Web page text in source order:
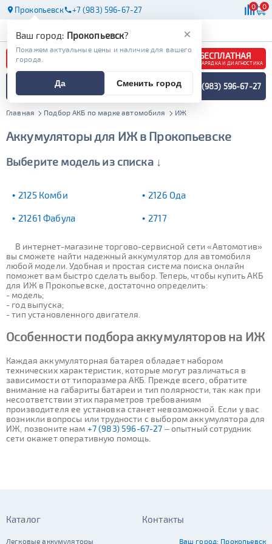
Прокопьевск +7 (983) 596-67-27 0 0
АКБ
БЕСПЛАТНАЯ
ЗАРЯДКА И ДИАГНОСТИКА
ПОДБОР АККУМУЛЯТОРА
СПЕЦИАЛИСТОМ +7 (983) 596-67-27
Главная Подбор АКБ по марке автомобиля ИЖ
Аккумуляторы для ИЖ в Прокопьевске
Выберите модель из списка ↓
2125 Комби 2126 Ода
21261 Фабула 2717
В интернет-магазине торгово-сервисной сети «Автомотив»
вы сможете найти надежный аккумулятор для автомобиля
любой модели. Удобная и простая система поиска онлайн
поможет вам быстро сделать выбор. Теперь, чтобы купить АКБ
для ИЖ в Прокопьевске, достаточно определить:
- модель;
- год выпуска;
- тип установленного двигателя.
Особенности подбора аккумуляторов на ИЖ
Каждая аккумуляторная батарея обладает набором
технических характеристик, которые могут различаться в
зависимости от типоразмера АКБ. Прежде всего, обратите
внимание на габариты батареи и тип полярности, так как при
несоответствии этих параметров требованиям
производителя ее установка станет невозможной. Если у вас
возникли вопросы или трудности с выбором аккумулятора для
ИЖ, позвоните нам +7 (983) 596-67-27 – опытный сотрудник
сети окажет оперативную помощь.
×
Ваш город: Прокопьевск?
Покажем актуальные цены и наличие для вашего
города.
Да Сменить город
Каталог
Легковые аккумуляторы
Контакты
Ваш город: Прокопьевск